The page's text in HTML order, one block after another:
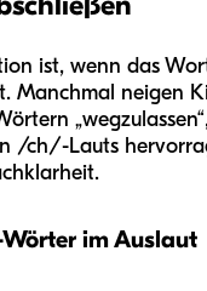
ist, wenn das
Manchmal neigen
/ch/-Lauts
im Auslaut